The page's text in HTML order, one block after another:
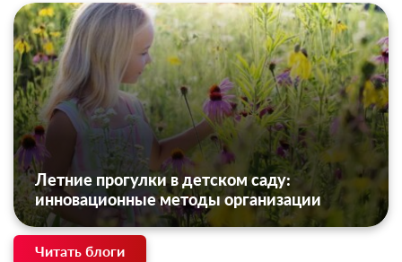
Летние прогулки в детском саду:
инновационные методы организации
Читать блоги